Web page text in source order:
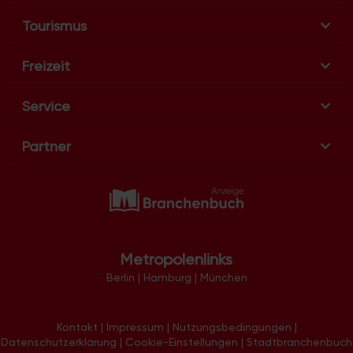
Tourismus
Freizeit
Service
Partner
Metropolenlinks
Berlin | Hamburg | München
Kontakt | Impressum | Nutzungsbedingungen |
Datenschutzerklärung | Cookie-Einstellungen | Stadtbranchenbuch